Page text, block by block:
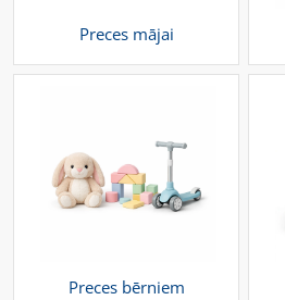
Preces mājai
Preces bērniem